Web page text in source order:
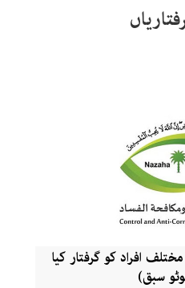
میں مختلف افراد کو گرفتار کیا
سبق)